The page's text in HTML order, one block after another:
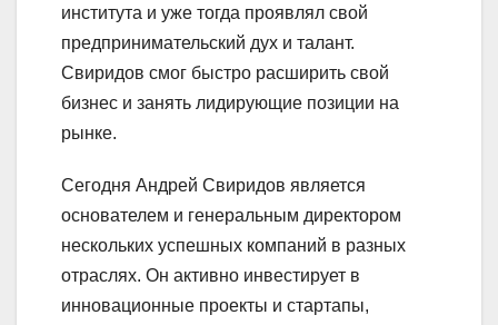
института и уже тогда проявлял свой
предпринимательский дух и талант.
Свиридов смог быстро расширить свой
бизнес и занять лидирующие позиции на
рынке.
Сегодня Андрей Свиридов является
основателем и генеральным директором
нескольких успешных компаний в разных
отраслях. Он активно инвестирует в
инновационные проекты и стартапы,